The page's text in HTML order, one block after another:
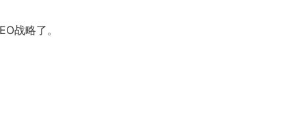
战略了。